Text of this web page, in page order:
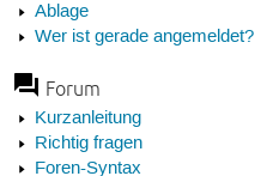
Ablage
Wer ist gerade angemeldet?
Forum
Kurzanleitung
Richtig fragen
Foren-Syntax